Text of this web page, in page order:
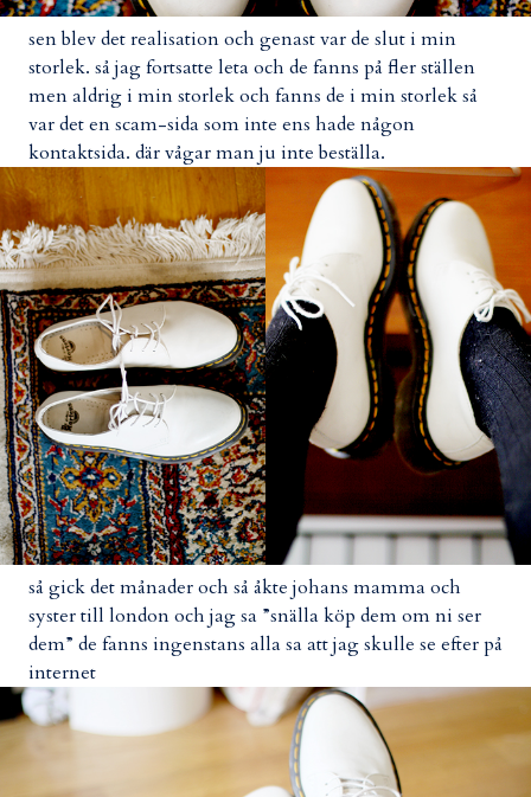
sen blev det realisation och genast var de slut i min
storlek. så jag fortsatte leta och de fanns på fler ställen
men aldrig i min storlek och fanns de i min storlek så
var det en scam-sida som inte ens hade någon
kontaktsida. där vågar man ju inte beställa.
så gick det månader och så åkte johans mamma och
syster till london och jag sa ”snälla köp dem om ni ser
dem” de fanns ingenstans alla sa att jag skulle se efter på
internet